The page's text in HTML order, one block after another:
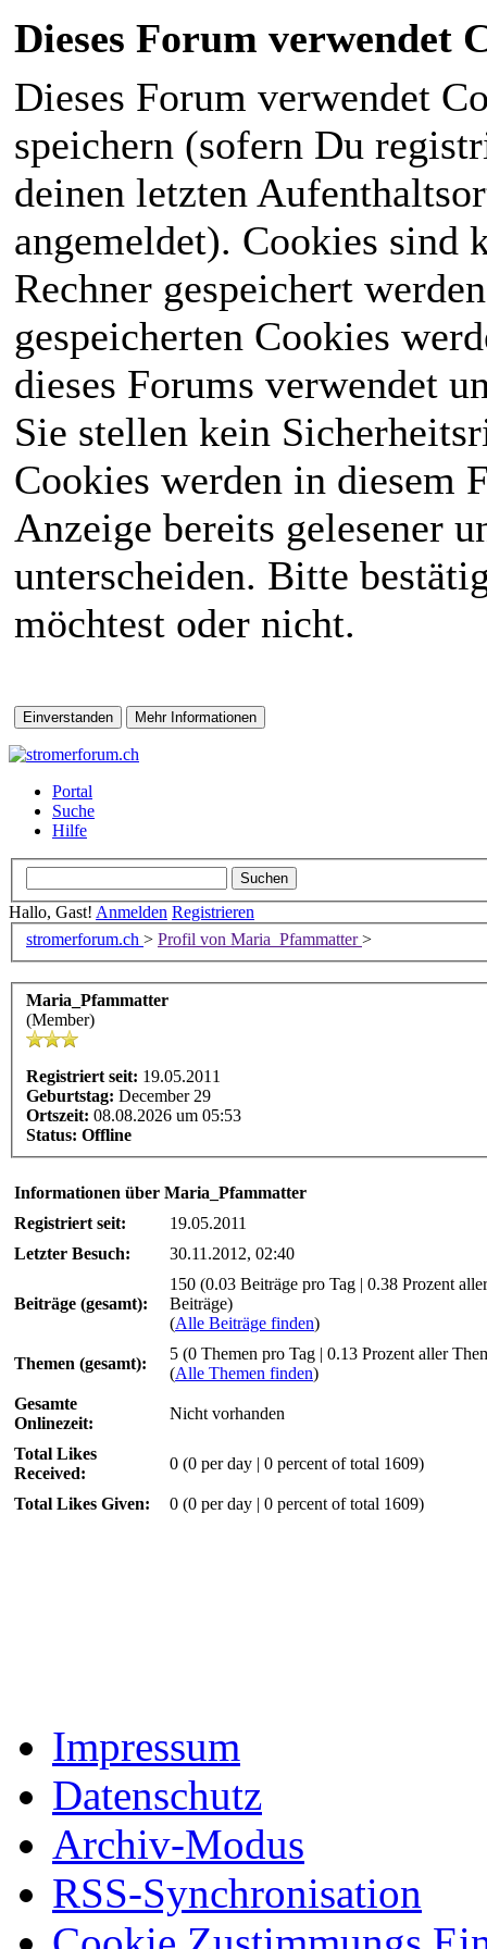
Dieses Forum verwendet
Dieses Forum verwendet
speichern (sofern Du
deinen letzten
angemeldet). Cookies sind
Rechner gespeichert
gespeicherten Cookies
dieses Forums verwendet
Sie stellen kein
Cookies werden in diesem
Anzeige bereits gelesener
unterscheiden. Bitte
möchtest oder nicht.
Portal
Suche
Hilfe
Hallo, Gast! Anmelden Registrieren
stromerforum.ch > Profil von Maria_Pfammatter>
Maria_Pfammatter
(Member)
Registriert seit: 19.05.2011
Geburtstag: December 29
Ortszeit: 08.08.2026 um 05:53
Status: Offline
Informationen über Maria_Pfammatter
Registriert seit:
19.05.2011
Letzter Besuch:
30.11.2012, 02:40
Beiträge (gesamt):
150 (0.03 Beiträge pro Tag | 0.38 Prozent aller
Beiträge)
(Alle Beiträge finden)
Themen (gesamt):
5 (0 Themen pro Tag | 0.13 Prozent aller
(Alle Themen finden)
Gesamte
Onlinezeit:
Nicht vorhanden
Total Likes
Received:
0 (0 per day | 0 percent of total 1609)
Total Likes Given: 0 (0 per day | 0 percent of total 1609)
Impressum
Datenschutz
Archiv-Modus
RSS-Synchronisation